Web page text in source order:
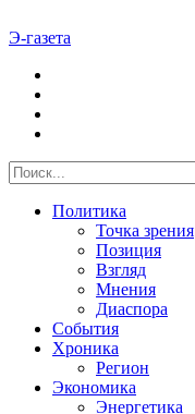
Э-газета
Политика
Точка зрения
Позиция
Взгляд
Мнения
Диаспора
События
Хроника
Регион
Экономика
Энергетика